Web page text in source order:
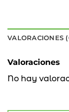
VALORACIONES
Valoraciones
No hay